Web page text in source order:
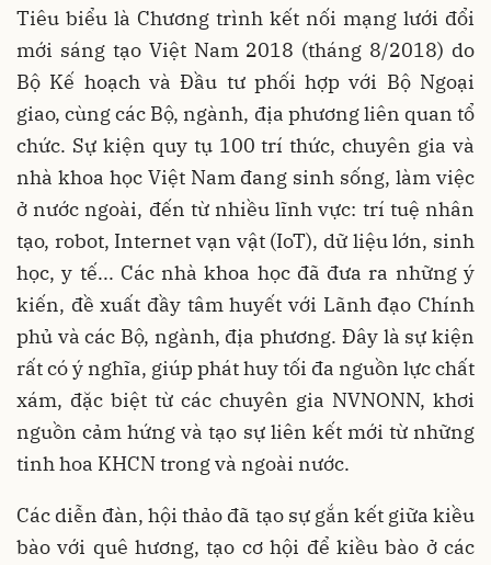
Tiêu biểu là Chương trình kết nối mạng lưới đổi
mới sáng tạo Việt Nam 2018 (tháng 8/2018) do
Bộ Kế hoạch và Đầu tư phối hợp với Bộ Ngoại
giao, cùng các Bộ, ngành, địa phương liên quan tổ
chức. Sự kiện quy tụ 100 trí thức, chuyên gia và
nhà khoa học Việt Nam đang sinh sống, làm việc
ở nước ngoài, đến từ nhiều lĩnh vực: trí tuệ nhân
tạo, robot, Internet vạn vật (IoT), dữ liệu lớn, sinh
học, y tế... Các nhà khoa học đã đưa ra những ý
kiến, đề xuất đầy tâm huyết với Lãnh đạo Chính
phủ và các Bộ, ngành, địa phương. Đây là sự kiện
rất có ý nghĩa, giúp phát huy tối đa nguồn lực chất
xám, đặc biệt từ các chuyên gia NVNONN, khơi
nguồn cảm hứng và tạo sự liên kết mới từ những
tinh hoa KHCN trong và ngoài nước.
Các diễn đàn, hội thảo đã tạo sự gắn kết giữa kiều
bào với quê hương, tạo cơ hội để kiều bào ở các